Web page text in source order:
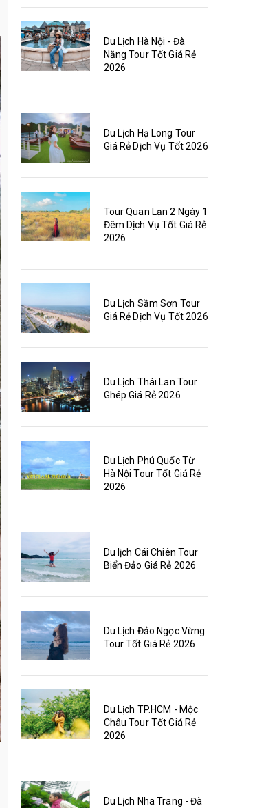
Du Lịch Hà Nội - Đà
Nẵng Tour Tốt Giá Rẻ
2026
Du Lịch Hạ Long Tour
Giá Rẻ Dịch Vụ Tốt 2026
Tour Quan Lạn 2 Ngày 1
Đêm Dịch Vụ Tốt Giá Rẻ
2026
Du Lịch Sầm Sơn Tour
Giá Rẻ Dịch Vụ Tốt 2026
Du Lịch Thái Lan Tour
Ghép Giá Rẻ 2026
Du Lịch Phú Quốc Từ
Hà Nội Tour Tốt Giá Rẻ
2026
Du lịch Cái Chiên Tour
Biển Đảo Giá Rẻ 2026
Du Lịch Đảo Ngọc Vừng
Tour Tốt Giá Rẻ 2026
Du Lịch TP.HCM - Mộc
Châu Tour Tốt Giá Rẻ
2026
Du Lịch Nha Trang - Đà